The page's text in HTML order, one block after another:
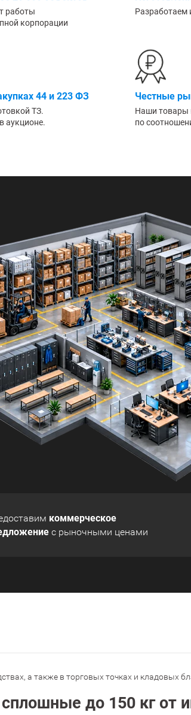
работы
корпорации
Разработаем
44 и 223 ФЗ
ТЗ.
аукционе.
Честные
Наши товары
по
коммерческое
с рыночными ценами
а также в торговых точках и кладовых
до 150 кг от